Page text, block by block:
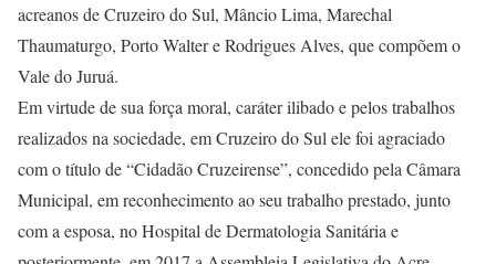
acreanos de Cruzeiro do Sul, Mâncio Lima, Marechal
Thaumaturgo, Porto Walter e Rodrigues Alves, que compõem o
Vale do Juruá.
Em virtude de sua força moral, caráter ilibado e pelos trabalhos
realizados na sociedade, em Cruzeiro do Sul ele foi agraciado
com o título de “Cidadão Cruzeirense”, concedido pela Câmara
Municipal, em reconhecimento ao seu trabalho prestado, junto
com a esposa, no Hospital de Dermatologia Sanitária e